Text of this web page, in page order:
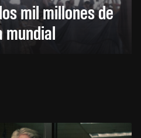
mil millones de
mundial